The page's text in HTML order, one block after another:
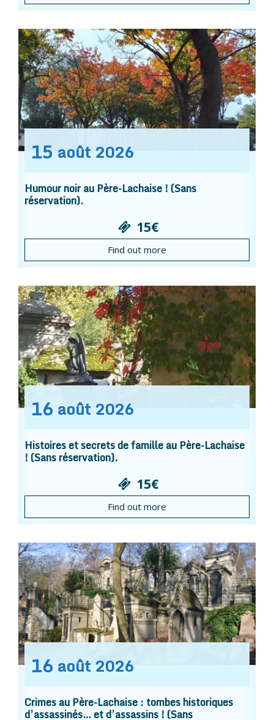
15 août 2026
Humour noir au Père-Lachaise ! (Sans
réservation).
15€
Find out more
16 août 2026
Histoires et secrets de famille au Père-Lachaise
! (Sans réservation).
15€
Find out more
16 août 2026
Crimes au Père-Lachaise : tombes historiques
d’assassinés… et d’assassins ! (Sans